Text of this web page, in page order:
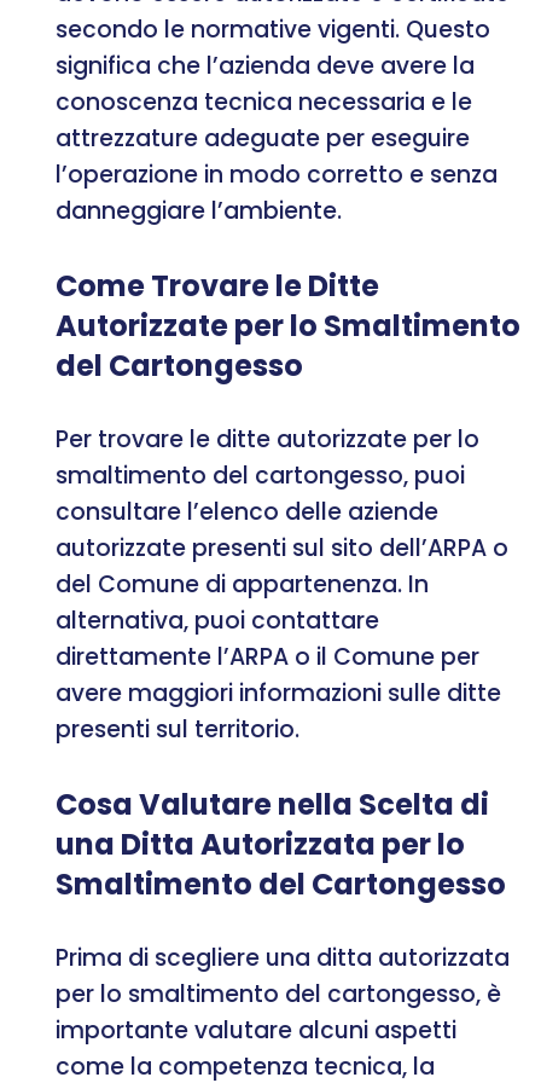
secondo le normative vigenti. Questo
significa che l’azienda deve avere la
conoscenza tecnica necessaria e le
attrezzature adeguate per eseguire
l’operazione in modo corretto e senza
danneggiare l’ambiente.
Come Trovare le Ditte
Autorizzate per lo Smaltimento
del Cartongesso
Per trovare le ditte autorizzate per lo
smaltimento del cartongesso, puoi
consultare l’elenco delle aziende
autorizzate presenti sul sito dell’ARPA o
del Comune di appartenenza. In
alternativa, puoi contattare
direttamente l’ARPA o il Comune per
avere maggiori informazioni sulle ditte
presenti sul territorio.
Cosa Valutare nella Scelta di
una Ditta Autorizzata per lo
Smaltimento del Cartongesso
Prima di scegliere una ditta autorizzata
per lo smaltimento del cartongesso, è
importante valutare alcuni aspetti
come la competenza tecnica, la